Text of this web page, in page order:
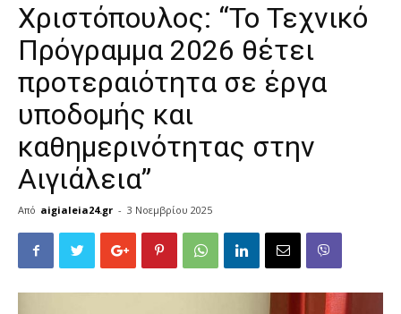
Χριστόπουλος: “Το Τεχνικό
Πρόγραμμα 2026 θέτει
προτεραιότητα σε έργα
υποδομής και
καθημερινότητας στην
Αιγιάλεια”
Από aigialeia24.gr - 3 Νοεμβρίου 2025